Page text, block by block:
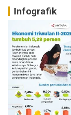
Infografik